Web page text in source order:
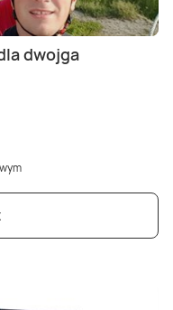
dwojga